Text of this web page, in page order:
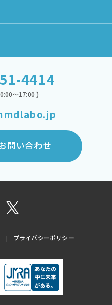
4414
～17:00 )
問い合わせ
プライバシーポリシー